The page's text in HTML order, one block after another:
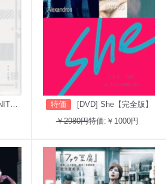
特価
[DVD] She【完全版】
￥2980円特価:￥1000円